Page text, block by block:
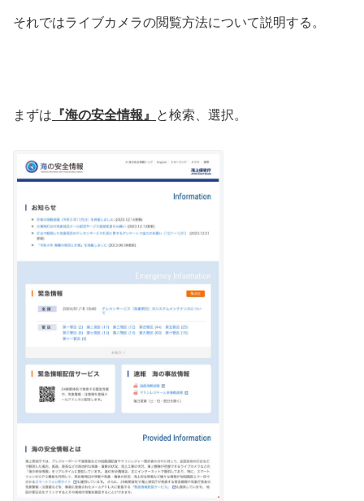
それではライブカメラの閲覧方法について説明する。
まずは 『海の安全情報』 と検索、選択。